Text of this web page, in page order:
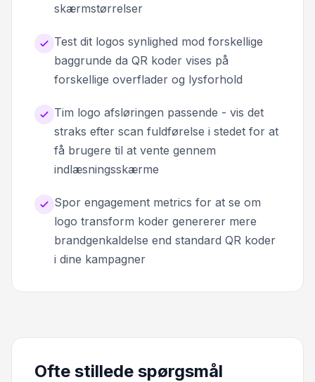
skærmstørrelser
Test dit logos synlighed mod forskellige
baggrunde da QR koder vises på
forskellige overflader og lysforhold
Tim logo afsløringen passende - vis det
straks efter scan fuldførelse i stedet for at
få brugere til at vente gennem
indlæsningsskærme
Spor engagement metrics for at se om
logo transform koder genererer mere
brandgenkaldelse end standard QR koder
i dine kampagner
Ofte stillede spørgsmål